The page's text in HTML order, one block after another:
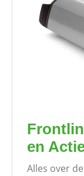
en
Alles over